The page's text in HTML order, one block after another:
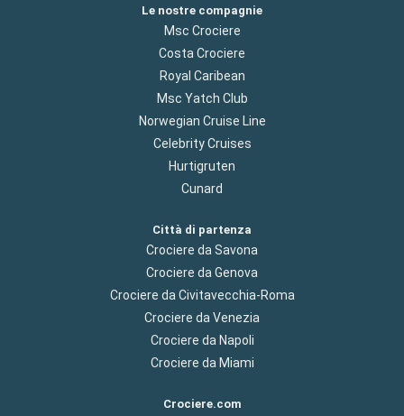
Le nostre compagnie
Msc Crociere
Costa Crociere
Royal Caribean
Msc Yatch Club
Norwegian Cruise Line
Celebrity Cruises
Hurtigruten
Cunard
Città di partenza
Crociere da Savona
Crociere da Genova
Crociere da Civitavecchia-Roma
Crociere da Venezia
Crociere da Napoli
Crociere da Miami
Crociere.com